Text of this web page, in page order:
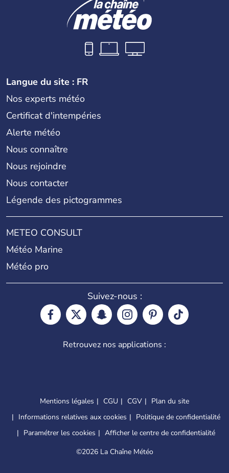
Langue du site : FR
Nos experts météo
Certificat d'intempéries
Alerte météo
Nous connaître
Nous rejoindre
Nous contacter
Légende des pictogrammes
METEO CONSULT
Météo Marine
Météo pro
Suivez-nous :
Retrouvez nos applications :
Mentions légales CGU CGV
Plan du site
Informations relatives aux cookies
Politique de confidentialité
Paramétrer les cookies
Afficher le centre de confidentialité
©2026 La Chaîne Météo